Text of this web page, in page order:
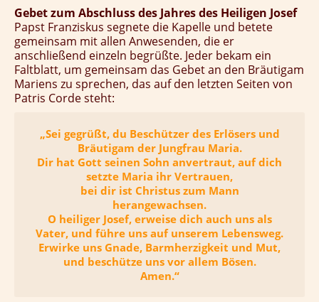
Gebet zum Abschluss des Jahres des Heiligen Josef
Papst Franziskus segnete die Kapelle und betete
gemeinsam mit allen Anwesenden, die er
anschließend einzeln begrüßte. Jeder bekam ein
Faltblatt, um gemeinsam das Gebet an den Bräutigam
Mariens zu sprechen, das auf den letzten Seiten von
Patris Corde steht:
„Sei gegrüßt, du Beschützer des Erlösers und
Bräutigam der Jungfrau Maria.
Dir hat Gott seinen Sohn anvertraut, auf dich
setzte Maria ihr Vertrauen,
bei dir ist Christus zum Mann
herangewachsen.
O heiliger Josef, erweise dich auch uns als
Vater, und führe uns auf unserem Lebensweg.
Erwirke uns Gnade, Barmherzigkeit und Mut,
und beschütze uns vor allem Bösen.
Amen.“